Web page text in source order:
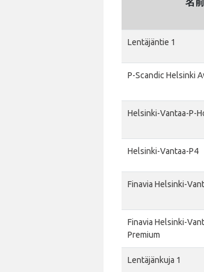
Lentäjäntie 1
P-Scandic Helsinki
Helsinki-Vantaa-P-
Helsinki-Vantaa-P4
Finavia Helsinki-
Finavia Helsinki-
Premium
Lentäjänkuja 1